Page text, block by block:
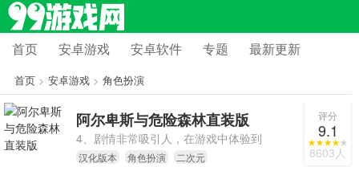
首页 安卓游戏 安卓软件 专题 最新更新
首页> 安卓游戏> 角色扮演
阿尔卑斯与危险森林直装版
4、剧情非常吸引人，在游戏中体验到
紧张刺激的战斗和轻松愉快的冒险，
汉化版本 角色扮演 二次元
评分
9.1
8603人